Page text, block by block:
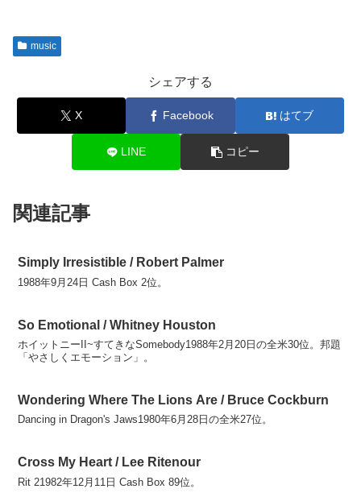
music
シェアする
X Facebook はてブ
LINE コピー
関連記事
Simply Irresistible / Robert Palmer
1988年9月24日 Cash Box 2位。
So Emotional / Whitney Houston
ホイットニーII~すてきなSomebody1988年2月20日の全米30位。邦題
「やさしくエモーション」。
Wondering Where The Lions Are / Bruce Cockburn
Dancing in Dragon's Jaws1980年6月28日の全米27位。
Cross My Heart / Lee Ritenour
Rit 21982年12月11日 Cash Box 89位。